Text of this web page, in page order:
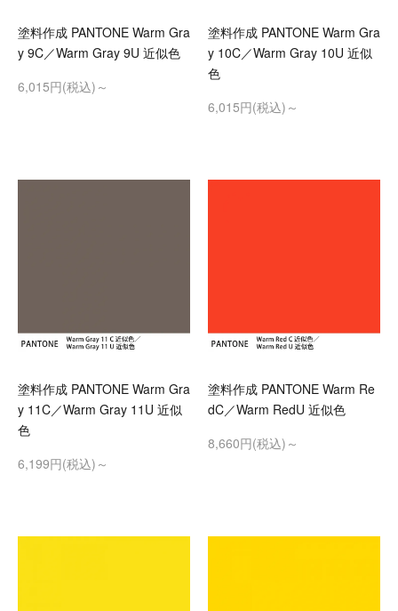
塗料作成 PANTONE Warm Gra
y 9C／Warm Gray 9U 近似色
6,015円(税込)～
塗料作成 PANTONE Warm Gra
y 10C／Warm Gray 10U 近似
色
6,015円(税込)～
塗料作成 PANTONE Warm Gra
y 11C／Warm Gray 11U 近似
色
6,199円(税込)～
塗料作成 PANTONE Warm Re
dC／Warm RedU 近似色
8,660円(税込)～